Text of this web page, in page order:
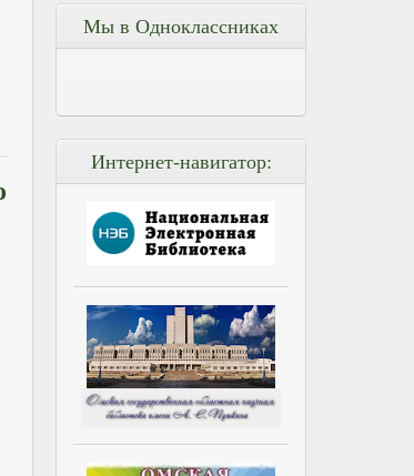
Мы в Одноклассниках
Интернет-навигатор: